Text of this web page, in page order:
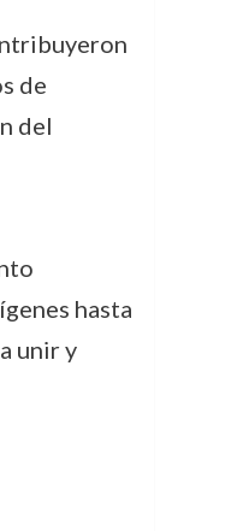
de
del
hasta
unir y